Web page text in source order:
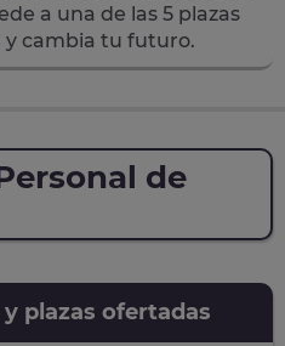
a una de las 5 plazas
y cambia tu futuro.
de
plazas ofertadas